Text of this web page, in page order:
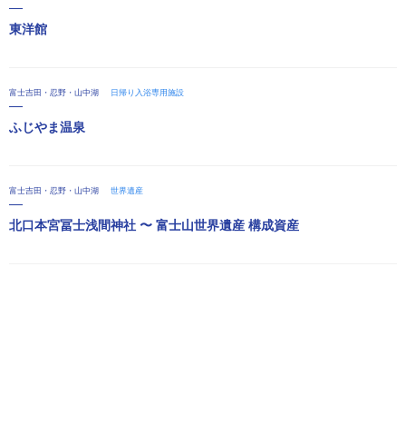
東洋館
富士吉田・忍野・山中湖 日帰り入浴専用施設
ふじやま温泉
富士吉田・忍野・山中湖 世界遺産
北口本宮冨士浅間神社 〜 富士山世界遺産 構成資産